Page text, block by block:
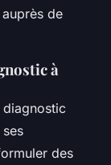
de
à
diagnostic
des